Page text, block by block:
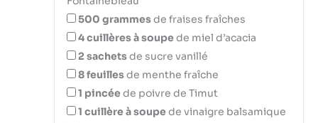
500 grammesde fraises fraîches
4cuillères à soupede miel d’acacia
2 sachetsde sucre vanillé
8feuillesde menthe fraîche
1 pincéede poivre de Timut
1 cuillère à soupede vinaigre balsamique